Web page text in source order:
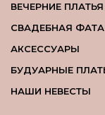
ВЕЧЕРНИЕ ПЛАТЬЯ
СВАДЕБНАЯ ФАТА
АКСЕССУАРЫ
БУДУАРНЫЕ
НАШИ НЕВЕСТЫ